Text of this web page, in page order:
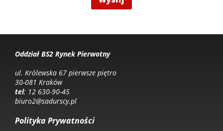
Oddział BS2 Rynek Pierwotny
ul. Królewska 67 pierwsze piętro
30-081 Kraków
tel: 12 630-90-45
biuro2@sadurscy.pl
Polityka Prywatności